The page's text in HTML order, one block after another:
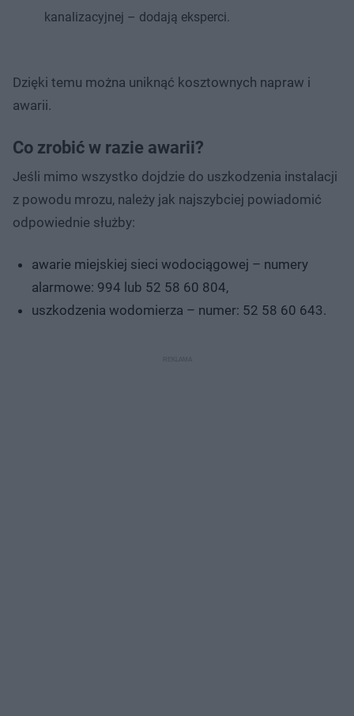
kanalizacyjnej – dodają eksperci.
Dzięki temu można uniknąć kosztownych napraw i
awarii.
Co zrobić w razie awarii?
Jeśli mimo wszystko dojdzie do uszkodzenia instalacji
z powodu mrozu, należy jak najszybciej powiadomić
odpowiednie służby:
awarie miejskiej sieci wodociągowej – numery
alarmowe: 994 lub 52 58 60 804,
uszkodzenia wodomierza – numer: 52 58 60 643.